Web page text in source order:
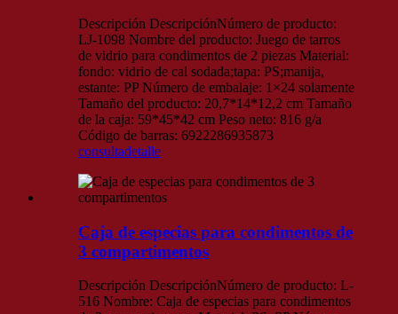
Descripción DescripciónNúmero de producto:
LJ-1098 Nombre del producto: Juego de tarros
de vidrio para condimentos de 2 piezas Material:
fondo: vidrio de cal sodada;tapa: PS;manija,
estante: PP Número de embalaje: 1×24 solamente
Tamaño del producto: 20,7*14*12,2 cm Tamaño
de la caja: 59*45*42 cm Peso neto: 816 g/a
Código de barras: 6922286935873
consultadetalle
Caja de especias para condimentos de
3 compartimentos
Descripción DescripciónNúmero de producto: L-
516 Nombre: Caja de especias para condimentos